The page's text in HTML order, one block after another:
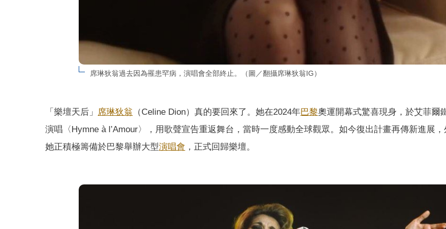
席琳狄翁過去因為罹患罕病，演唱會全部終止。（圖／翻攝席琳狄翁IG）
「樂壇天后」 席琳狄翁 （Celine Dion）真的要回來了。她在2024年巴黎奧運開幕式驚喜現身，於艾菲爾
演唱〈Hymne à l’Amour〉，用歌聲宣告重返舞台，當時一度感動全球觀眾。如今復出計畫再傳新進展，
她正積極籌備於巴黎舉辦大型演唱會 ，正式回歸樂壇。